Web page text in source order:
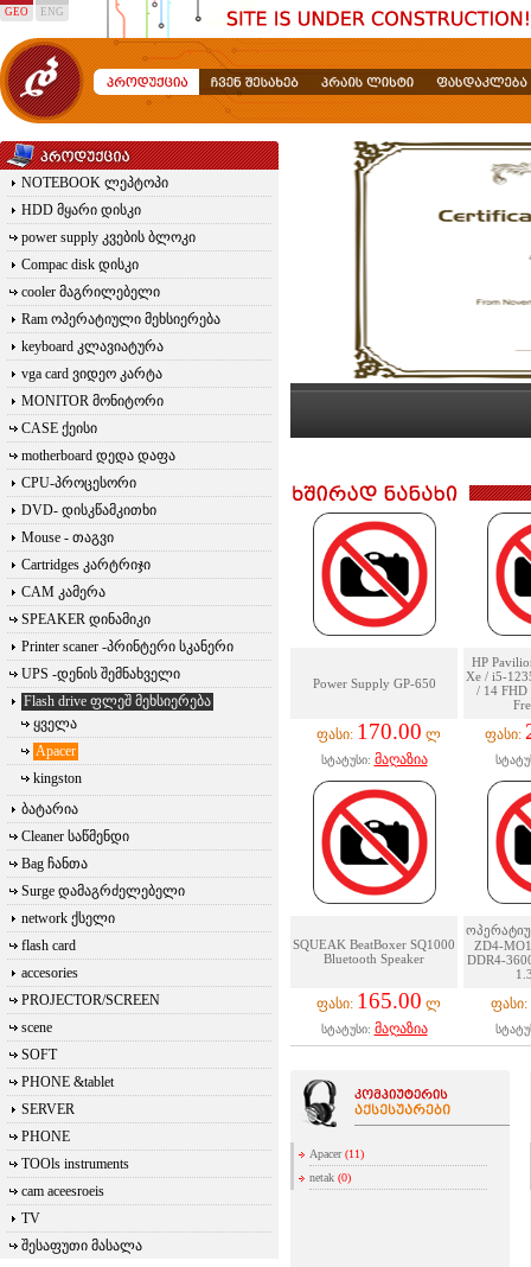
GEO ENG
NOTEBOOK ლეპტოპი
HDD მყარი დისკი
power supply კვების ბლოკი
Compac disk დისკი
cooler მაგრილებელი
Ram ოპერატიული მეხსიერება
keyboard კლავიატურა
vga card ვიდეო კარტა
MONITOR მონიტორი
CASE ქეისი
motherboard დედა დაფა
CPU-პროცესორი
DVD- დისკწამკითხი
Mouse - თაგვი
Cartridges კარტრიჯი
CAM კამერა
SPEAKER დინამიკი
Printer scaner -პრინტერი სკანერი
UPS -დენის შემნახველი
Flash drive ფლეშ მეხსიერება
ყველა
Apacer
kingston
ბატარია
Cleaner საწმენდი
Bag ჩანთა
Surge დამაგრძელებელი
network ქსელი
flash card
accesories
PROJECTOR/SCREEN
scene
SOFT
PHONE &tablet
SERVER
PHONE
TOOls instruments
cam aceesroeis
TV
შესაფუთი მასალა
Power Supply GP-650
HP
Xe / i5-
/ 14 FHD
ფასი: 170.00 ლ ფასი:
სტატუსი: მაღაზია
SQUEAK BeatBoxer SQ1000
Bluetooth Speaker
ZD4-
DDR4-
ფასი: 165.00 ლ ფასი:
სტატუსი: მაღაზია
Apacer (11)
netak (0)